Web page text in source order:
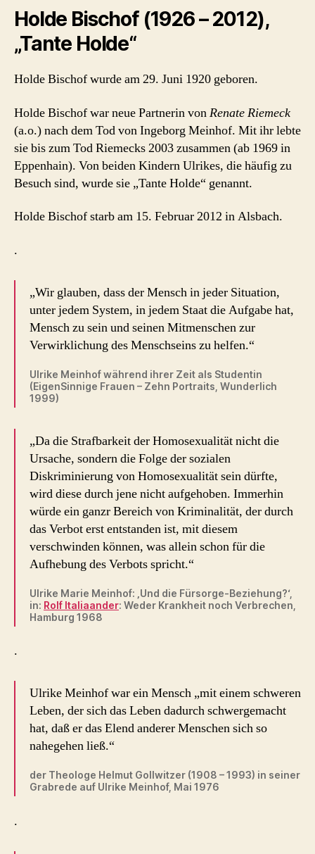
Holde Bischof (1926 – 2012),
„Tante Holde“
Holde Bischof wurde am 29. Juni 1920 geboren.
Holde Bischof war neue Partnerin vonRenate Riemeck
(a.o.) nach dem Tod von Ingeborg Meinhof. Mit ihr lebte
sie bis zum Tod Riemecks 2003 zusammen (ab 1969 in
Eppenhain). Von beiden Kindern Ulrikes, die häufig zu
Besuch sind, wurde sie „Tante Holde“ genannt.
Holde Bischof starb am 15. Februar 2012 in Alsbach.
.
„Wir glauben, dass der Mensch in jeder Situation,
unter jedem System, in jedem Staat die Aufgabe hat,
Mensch zu sein und seinen Mitmenschen zur
Verwirklichung des Menschseins zu helfen.“
Ulrike Meinhof während ihrer Zeit als Studentin
(EigenSinnige Frauen – Zehn Portraits, Wunderlich
1999)
„Da die Strafbarkeit der Homosexualität nicht die
Ursache, sondern die Folge der sozialen
Diskriminierung von Homosexualität sein dürfte,
wird diese durch jene nicht aufgehoben. Immerhin
würde ein ganzr Bereich von Kriminalität, der durch
das Verbot erst entstanden ist, mit diesem
verschwinden können, was allein schon für die
Aufhebung des Verbots spricht.“
Ulrike Marie Meinhof: ‚Und die Fürsorge-Beziehung?‘,
in: Rolf Italiaander: Weder Krankheit noch Verbrechen,
Hamburg 1968
.
Ulrike Meinhof war ein Mensch „mit einem schweren
Leben, der sich das Leben dadurch schwergemacht
hat, daß er das Elend anderer Menschen sich so
nahegehen ließ.“
der Theologe Helmut Gollwitzer (1908 – 1993) in seiner
Grabrede auf Ulrike Meinhof, Mai 1976
.